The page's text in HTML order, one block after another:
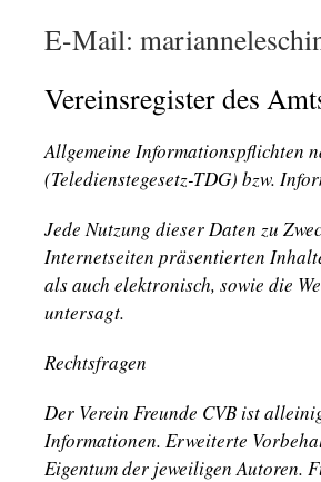
E-Mail:
Vereinsregister des
Allgemeine Informationspflichten
(Teledienstegesetz-TDG) bzw.
Jede Nutzung dieser Daten zu
Internetseiten präsentierten
als auch elektronisch, sowie die
untersagt.
Rechtsfragen
Der Verein Freunde CVB ist
Informationen. Erweiterte
Eigentum der jeweiligen Autoren.